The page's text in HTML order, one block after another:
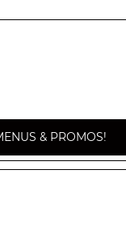
oeuf, poivrons
boursin, oeuf
& PROMOS!